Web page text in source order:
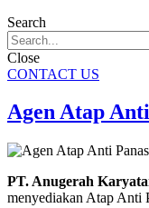
Search
Close
CONTACT US
Agen Atap
PT. Anugerah
menyediakan Atap Anti